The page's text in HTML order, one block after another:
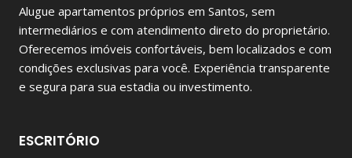
Alugue apartamentos próprios em Santos, sem
intermediários e com atendimento direto do proprietário.
Oferecemos imóveis confortáveis, bem localizados e com
condições exclusivas para você. Experiência transparente
e segura para sua estadia ou investimento.
ESCRITÓRIO